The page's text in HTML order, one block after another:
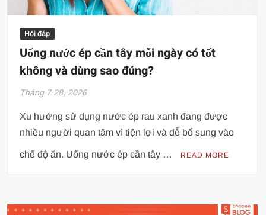
Hỏi đáp
Uống nước ép cần tây mỗi ngày có tốt
không và dùng sao đúng?
Tháng 7 28, 2026
Xu hướng sử dụng nước ép rau xanh đang được
nhiều người quan tâm vì tiện lợi và dễ bổ sung vào
chế độ ăn. Uống nước ép cần tây … READ MORE